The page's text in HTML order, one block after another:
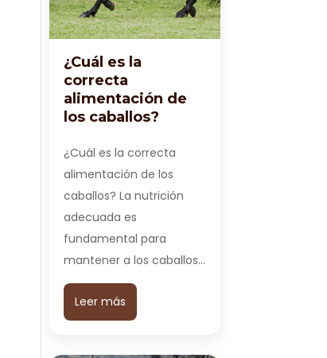
¿Cuál es la
correcta
alimentación de
los caballos?
¿Cuál es la correcta
alimentación de los
caballos? La nutrición
adecuada es
fundamental para
mantener a los caballos…
Leer más